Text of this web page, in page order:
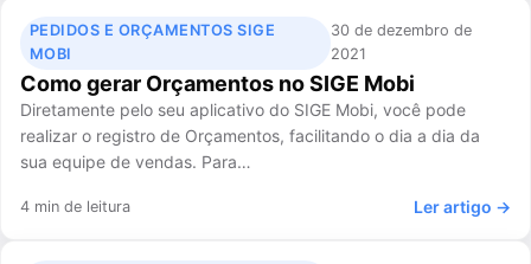
PEDIDOS E ORÇAMENTOS SIGE
MOBI
30 de dezembro de
2021
Como gerar Orçamentos no SIGE Mobi
Diretamente pelo seu aplicativo do SIGE Mobi, você pode
realizar o registro de Orçamentos, facilitando o dia a dia da
sua equipe de vendas. Para…
4 min de leitura Ler artigo →